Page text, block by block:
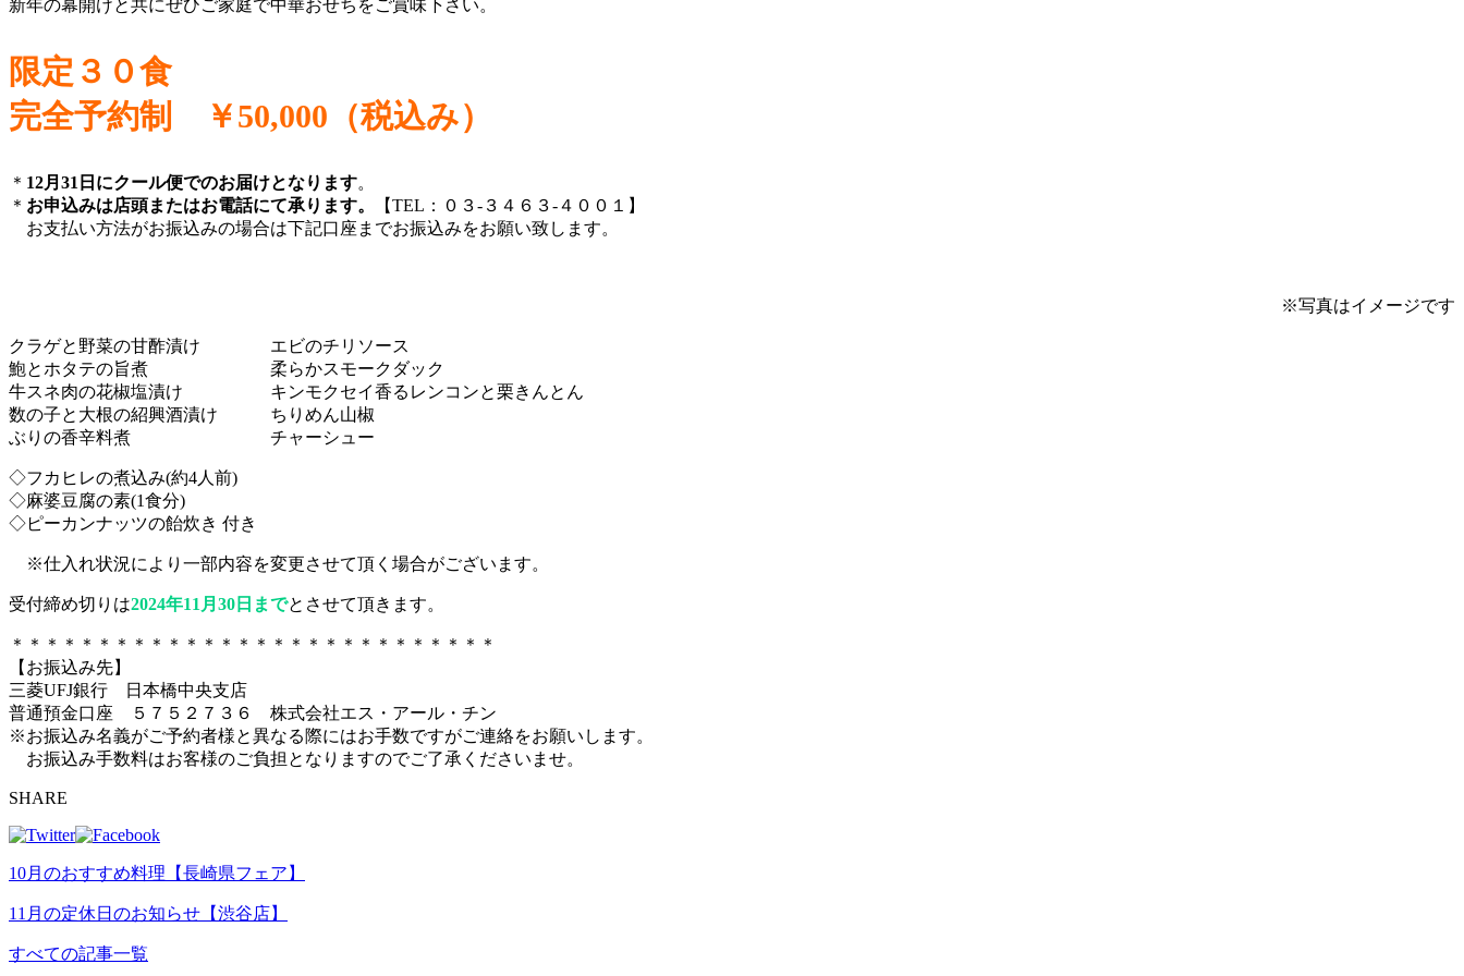
新年の幕開けと共にぜひご家庭で中華おせちをご賞味下さい。
限定３０食
完全予約制 ￥50,000（税込み）
＊ 12月31日にクール便でのお届けとなります。
＊ お申込みは店頭またはお電話にて承ります。
【TEL：０３-３４６３-４００１】
お支払い方法がお振込みの場合は下記口座までお振込みをお願い致します。
※写真はイメージです
クラゲと野菜の甘酢漬け エビのチリソース
鮑とホタテの旨煮 柔らかスモークダック
牛スネ肉の花椒塩漬け キンモクセイ香るレンコンと栗きんとん
数の子と大根の紹興酒漬け ちりめん山椒
ぶりの香辛料煮 チャーシュー
◇フカヒレの煮込み(約4人前)
◇麻婆豆腐の素(1食分)
◇ピーカンナッツの飴炊き 付き
※仕入れ状況により一部内容を変更させて頂く場合がございます。
受付締め切りは2024年11月30日までとさせて頂きます。
＊＊＊＊＊＊＊＊＊＊＊＊＊＊＊＊＊＊＊＊＊＊＊＊＊＊＊＊
【お振込み先】
三菱UFJ銀行 日本橋中央支店
普通預金口座 ５７５２７３６ 株式会社エス・アール・チン
※お振込み名義がご予約者様と異なる際にはお手数ですがご連絡をお願いします。
お振込み手数料はお客様のご負担となりますのでご了承くださいませ。
SHARE
10月のおすすめ料理【長崎県フェア】
11月の定休日のお知らせ【渋谷店】
すべての記事一覧